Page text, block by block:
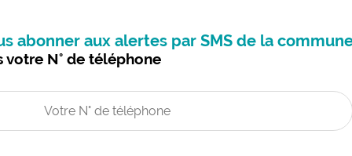
abonner aux alertes par SMS de la
N° de téléphone